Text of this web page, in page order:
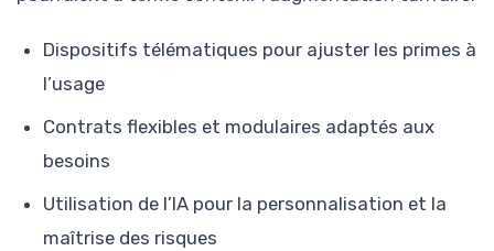
Dispositifs télématiques pour ajuster les primes à
l’usage
Contrats flexibles et modulaires adaptés aux
besoins
Utilisation de l’IA pour la personnalisation et la
maîtrise des risques